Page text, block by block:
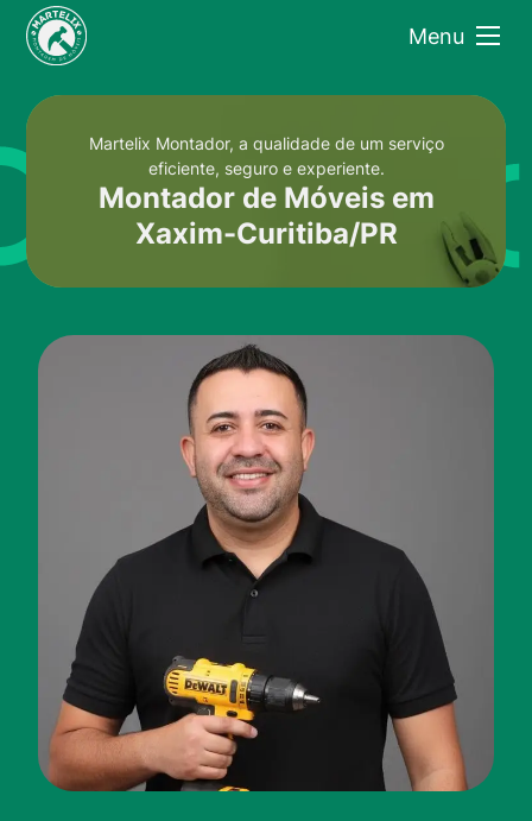
Menu
Martelix Montador, a qualidade de um serviço
eficiente, seguro e experiente.
Montador de Móveis em
Xaxim-Curitiba/PR